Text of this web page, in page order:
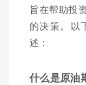
旨在帮助投
的决策。以
述：
什么是原油